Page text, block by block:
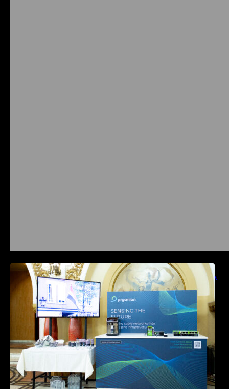
Prysmian aduce la COMM26 tehnologii de
sensing si Digital Energy pentru monitorizarea
in timp real a infrastrucrutilor critice